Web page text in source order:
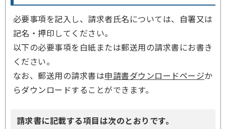
必要事項を記入し、請求者氏名については、自署又は
記名・押印してください。
以下の必要事項を白紙または郵送用の請求書にお書き
ください。
なお、郵送用の請求書は申請書ダウンロードページか
らダウンロードすることができます。
請求書に記載する項目は次のとおりです。